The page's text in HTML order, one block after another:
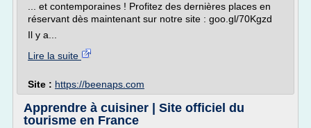
... et contemporaines ! Profitez des dernières places en
réservant dès maintenant sur notre site : goo.gl/70Kgzd
Il y a...
Lire la suite
Site : https://beenaps.com
Apprendre à cuisiner | Site officiel du
tourisme en France